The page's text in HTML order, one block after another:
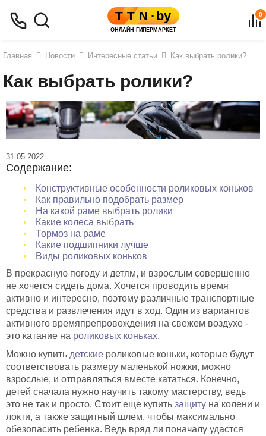
0
Главная Новости Интересные статьи Как выбрать ролики?
Как выбрать ролики?
31.05.2022
Содержание:
Конструктивные особенности роликовых коньков
Как правильно подобрать размер
На какой раме выбрать ролики
Какие колеса выбрать
Тормоз на раме
Какие подшипники лучше
Виды роликовых коньков
В прекрасную погоду и детям, и взрослым совершенно
не хочется сидеть дома. Хочется проводить время
активно и интересно, поэтому различные транспортные
средства и развлечения идут в ход. Один из вариантов
активного времяпрепровождения на свежем воздухе -
это катание на роликовых коньках.
Можно купить детские роликовые коньки, которые будут
соответствовать размеру маленькой ножки, можно
взрослые, и отправляться вместе кататься. Конечно,
детей сначала нужно научить такому мастерству, ведь
это не так и просто. Стоит еще купить защиту на колени и
локти, а также защитный шлем, чтобы максимально
обезопасить ребенка. Ведь вряд ли поначалу удастся